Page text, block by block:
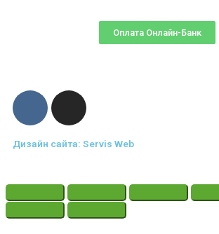
Оплата Онлайн-Банк
Дизайн сайта: Servis Web